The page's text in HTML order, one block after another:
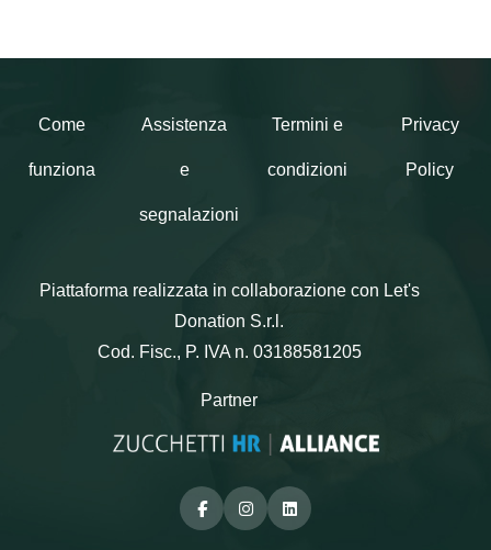
Come
funziona
Assistenza
e
segnalazioni
Termini e
condizioni
Privacy
Policy
Piattaforma realizzata in collaborazione con Let's
Donation S.r.l.
Cod. Fisc., P. IVA n. 03188581205
Partner
FacebookInstagramLinkedin